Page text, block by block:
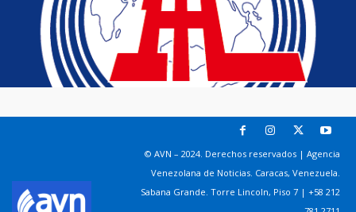
© AVN – 2024. Derechos reservados | Agencia
Venezolana de Noticias. Caracas, Venezuela.
Sabana Grande. Torre Lincoln, Piso 7 | +58 212